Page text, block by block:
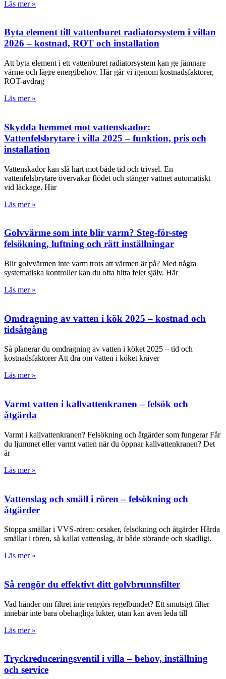
Läs mer »
Byta element till vattenburet radiatorsystem i villan
2026 – kostnad, ROT och installation
Att byta element i ett vattenburet radiatorsystem kan ge jämnare
värme och lägre energibehov. Här går vi igenom kostnadsfaktorer,
ROT-avdrag
Läs mer »
Skydda hemmet mot vattenskador:
Vattenfelsbrytare i villa 2025 – funktion, pris och
installation
Vattenskador kan slå hårt mot både tid och trivsel. En
vattenfelsbrytare övervakar flödet och stänger vattnet automatiskt
vid läckage. Här
Läs mer »
Golvvärme som inte blir varm? Steg-för-steg
felsökning, luftning och rätt inställningar
Blir golvvärmen inte varm trots att värmen är på? Med några
systematiska kontroller kan du ofta hitta felet själv. Här
Läs mer »
Omdragning av vatten i kök 2025 – kostnad och
tidsåtgång
Så planerar du omdragning av vatten i köket 2025 – tid och
kostnadsfaktorer Att dra om vatten i köket kräver
Läs mer »
Varmt vatten i kallvattenkranen – felsök och
åtgärda
Varmt i kallvattenkranen? Felsökning och åtgärder som fungerar Får
du ljummet eller varmt vatten när du öppnar kallvattenkranen? Det
är
Läs mer »
Vattenslag och smäll i rören – felsökning och
åtgärder
Stoppa smällar i VVS-rören: orsaker, felsökning och åtgärder Hårda
smällar i rören, så kallat vattenslag, är både störande och skadligt.
Läs mer »
Så rengör du effektivt ditt golvbrunnsfilter
Vad händer om filtret inte rengörs regelbundet? Ett smutsigt filter
innebär inte bara obehagliga lukter, utan kan även leda till
Läs mer »
Tryckreduceringsventil i villa – behov, inställning
och service